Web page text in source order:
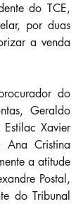
do TCE,
por duas
a venda
do
Geraldo
Xavier
Ana Cristina
a atitude
Postal,
do Tribunal